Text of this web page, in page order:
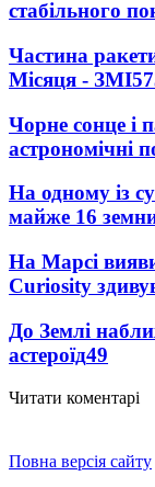
стабільного
Частина
Місяця - ЗМІ
Чорне сонце і
астрономічні
На одному із
майже 16
На Марсі
Curiosity
До Землі
астероїд49
Читати коментарі
Повна версія сайту